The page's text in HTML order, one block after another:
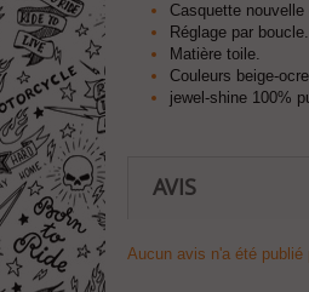
Casquette
Réglage par boucle.
Matière toile.
Couleurs beige-
jewel-shine 100%
AVIS
Aucun avis n'a été publié